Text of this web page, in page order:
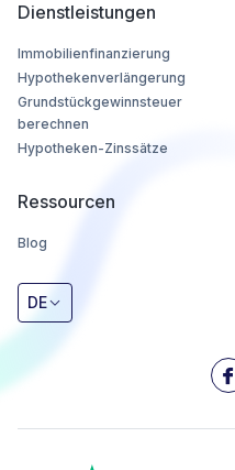
Dienstleistungen
Immobilienfinanzierung
Hypothekenverlängerung
Grundstückgewinnsteuer
berechnen
Hypotheken-Zinssätze
Ressourcen
Blog
DE